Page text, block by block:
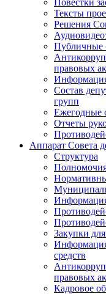
Тексты
Решения
Публичные
правовых
Состав
групп
Ежегодные
Отчеты
Аппарат Совета
Структура
Полномочия
Закупки
средств
правовых
Кадровое